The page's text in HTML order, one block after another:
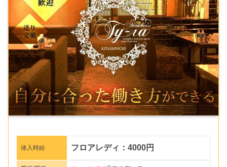
体入時給 フロアレディ：4000円